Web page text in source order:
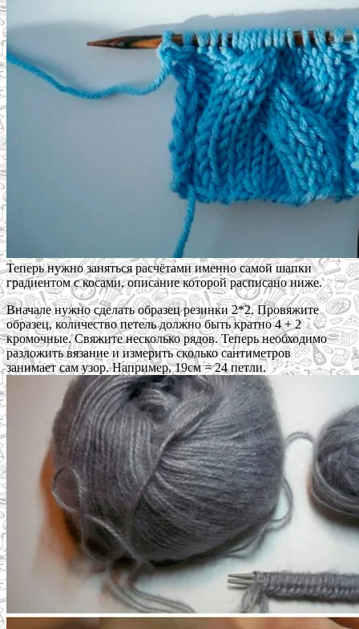
Теперь нужно заняться расчётами именно самой шапки
градиентом с косами, описание которой расписано ниже.
Вначале нужно сделать образец резинки 2*2. Провяжите
образец, количество петель должно быть кратно 4 + 2
кромочные. Свяжите несколько рядов. Теперь необходимо
разложить вязание и измерить сколько сантиметров
занимает сам узор. Например, 19см = 24 петли.